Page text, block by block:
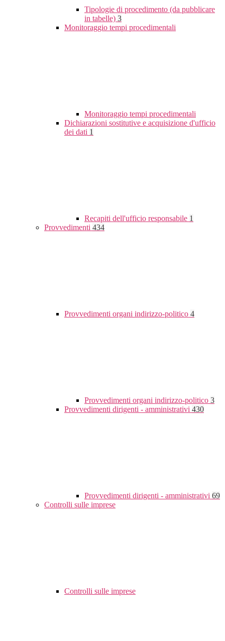
Tipologie di procedimento (da pubblicare
in tabelle) 3
Monitoraggio tempi procedimentali
Monitoraggio tempi procedimentali
Dichiarazioni sostitutive e acquisizione d'ufficio
dei dati 1
Recapiti dell'ufficio responsabile 1
Provvedimenti 434
Provvedimenti organi indirizzo-politico 4
Provvedimenti organi indirizzo-politico 3
Provvedimenti dirigenti - amministrativi 430
Provvedimenti dirigenti - amministrativi 69
Controlli sulle imprese
Controlli sulle imprese